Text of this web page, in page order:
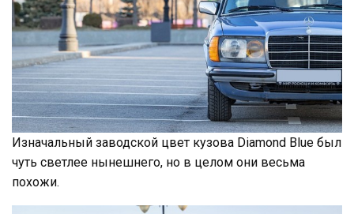
Изначальный заводской цвет кузова Diamond Blue был
чуть светлее нынешнего, но в целом они весьма
похожи.